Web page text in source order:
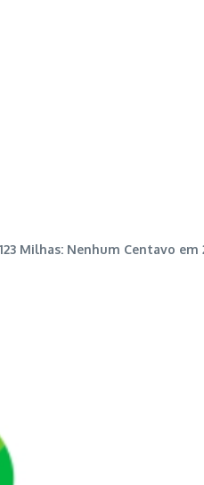
Milhas: Nenhum Centavo